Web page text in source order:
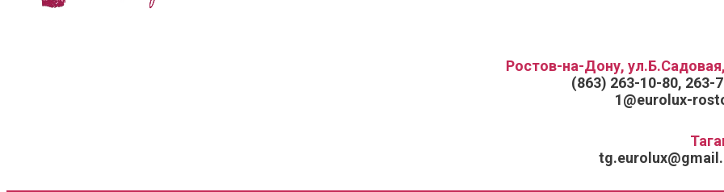
Ростов-на-Дону,
(863) 263-10-80, 263-
1@eurolux-